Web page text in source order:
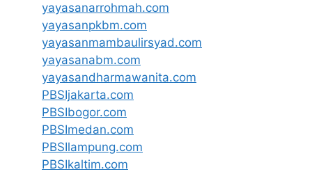
yayasanarrohmah.com
yayasanpkbm.com
yayasanmambaulirsyad.com
yayasanabm.com
yayasandharmawanita.com
PBSIjakarta.com
PBSIbogor.com
PBSImedan.com
PBSIlampung.com
PBSIkaltim.com